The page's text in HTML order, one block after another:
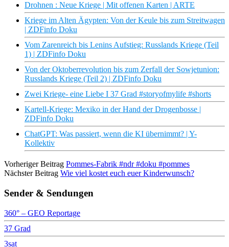
Drohnen : Neue Kriege | Mit offenen Karten | ARTE
Kriege im Alten Ägypten: Von der Keule bis zum Streitwagen
| ZDFinfo Doku
Vom Zarenreich bis Lenins Aufstieg: Russlands Kriege (Teil
1) | ZDFinfo Doku
Von der Oktoberrevolution bis zum Zerfall der Sowjetunion:
Russlands Kriege (Teil 2) | ZDFinfo Doku
Zwei Kriege- eine Liebe I 37 Grad #storyofmylife #shorts
Kartell-Kriege: Mexiko in der Hand der Drogenbosse |
ZDFinfo Doku
ChatGPT: Was passiert, wenn die KI übernimmt? | Y-
Kollektiv
Vorheriger Beitrag Pommes-Fabrik #ndr #doku #pommes
Nächster Beitrag Wie viel kostet euch euer Kinderwunsch?
Sender & Sendungen
360° – GEO Reportage
37 Grad
3sat